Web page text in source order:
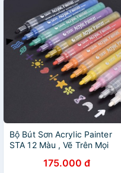
Bộ Bút Sơn Acrylic Painter
STA 12 Màu , Vẽ Trên Mọi
175.000 đ